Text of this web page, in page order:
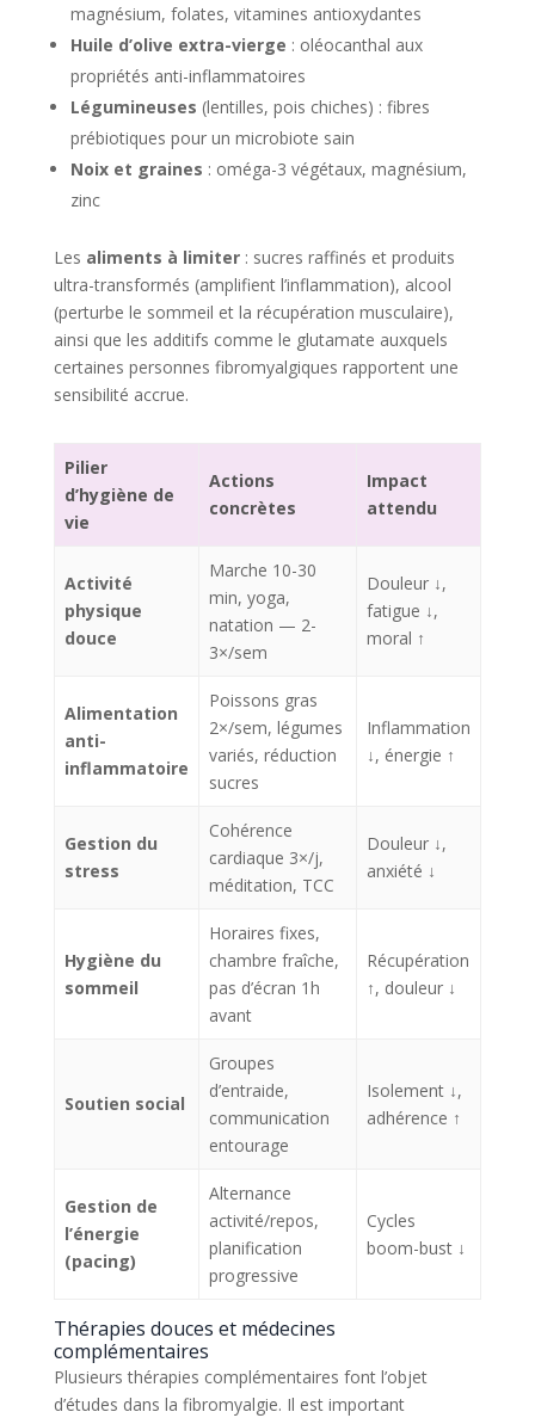
magnésium, folates, vitamines antioxydantes
Huile d’olive extra-vierge : oléocanthal aux
propriétés anti-inflammatoires
Légumineuses (lentilles, pois chiches) : fibres
prébiotiques pour un microbiote sain
Noix et graines : oméga-3 végétaux, magnésium,
zinc
Les aliments à limiter: sucres raffinés et produits
ultra-transformés (amplifient l’inflammation), alcool
(perturbe le sommeil et la récupération musculaire),
ainsi que les additifs comme le glutamate auxquels
certaines personnes fibromyalgiques rapportent une
sensibilité accrue.
Pilier
d’hygiène de
vie
Actions
concrètes
Impact
attendu
Activité
physique
douce
Marche 10-30
min, yoga,
natation — 2-
3×/sem
Douleur ↓,
fatigue ↓,
moral ↑
Alimentation
anti-
inflammatoire
Poissons gras
2×/sem, légumes
variés, réduction
sucres
Inflammation
↓, énergie ↑
Gestion du
stress
Cohérence
cardiaque 3×/j,
méditation, TCC
Douleur ↓,
anxiété ↓
Hygiène du
sommeil
Horaires fixes,
chambre fraîche,
pas d’écran 1h
avant
Récupération
↑, douleur ↓
Soutien social
Groupes
d’entraide,
communication
entourage
Isolement ↓,
adhérence ↑
Gestion de
l’énergie
(pacing)
Alternance
activité/repos,
planification
progressive
Cycles
boom-bust ↓
Thérapies douces et médecines
complémentaires
Plusieurs thérapies complémentaires font l’objet
d’études dans la fibromyalgie. Il est important